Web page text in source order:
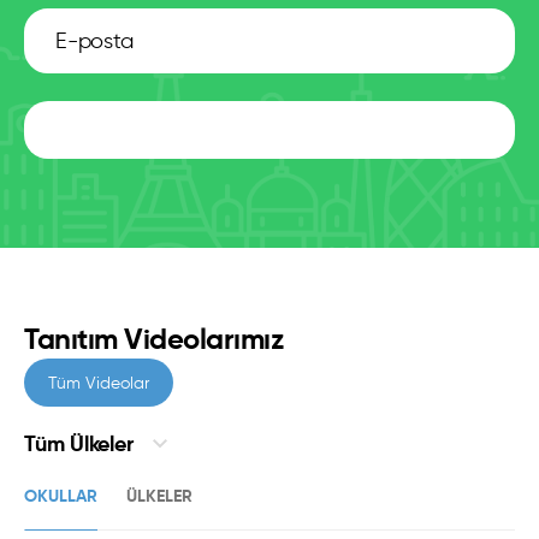
Tanıtım Videolarımız
Tüm Videolar
Tüm Ülkeler
OKULLAR ÜLKELER